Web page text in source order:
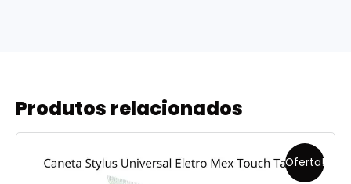
Produtos relacionados
Oferta!